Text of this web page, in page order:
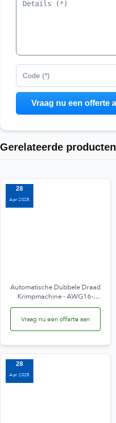
Gerelateerde producten
28
Apr 2025
Automatische Dubbele Draad
Krimpmachine - AWG16-
AWG28, 1,5T
Vraag nu een offerte aan
28
Apr 2025